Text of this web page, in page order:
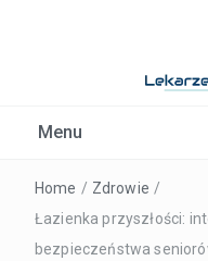
Menu
Home / Zdrowie /
Łazienka przyszłości:
bezpieczeństwa